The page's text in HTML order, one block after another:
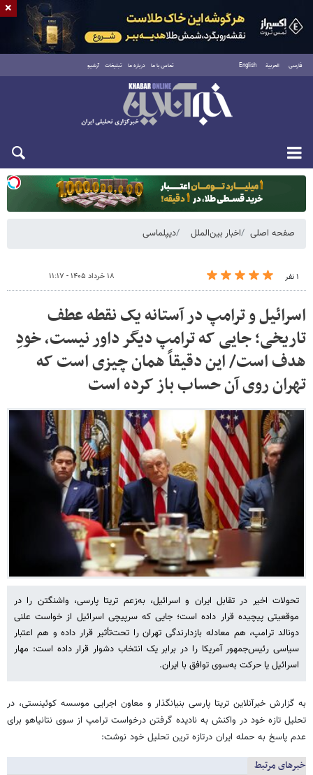
فارسی العربية English تماس با ما درباره ما تبلیغات آرشیو
یکشنبه ۱۸ مرداد ۱۴۰۵
صفحه اصلی اخبار بین‌الملل دیپلماسی
۱ نفر ۱۸ خرداد ۱۴۰۵ - ۱۱:۱۷
اسرائیل و ترامپ در آستانه یک نقطه عطف
تاریخی؛ جایی که ترامپ دیگر داور نیست، خودِ
هدف است/ این دقیقاً همان چیزی است که
تهران روی آن حساب باز کرده است
تحولات اخیر در تقابل ایران و اسرائیل، به‌زعم تریتا پارسی، واشنگتن را در
موقعیتی پیچیده قرار داده است؛ جایی که سرپیچی اسرائیل از خواست علنی
دونالد ترامپ، هم معادله بازدارندگی تهران را تحت‌تأثیر قرار داده و هم اعتبار
سیاسی رئیس‌جمهور آمریکا را در برابر یک انتخاب دشوار قرار داده است: مهار
اسرائیل یا حرکت به‌سوی توافق با ایران.
به گزارش خبرآنلاین تریتا پارسی بنیانگذار و معاون اجرایی موسسه کوئینستی، در
تحلیل تازه خود در واکنش به نادیده گرفتن درخواست ترامپ از سوی نتانیاهو برای
عدم پاسخ به حمله ایران درتازه ترین تحلیل خود نوشت:
خبرهای مرتبط
×